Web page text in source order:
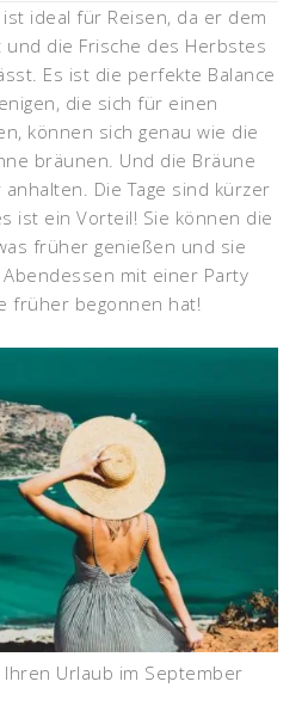
ideal für Reisen, da er dem
die Frische des Herbstes
Es ist die perfekte Balance
die sich für einen
können sich genau wie die
bräunen. Und die Bräune
Die Tage sind kürzer
ist ein Vorteil! Sie können die
früher genießen und sie
mit einer Party
früher begonnen hat!
Ihren Urlaub im September